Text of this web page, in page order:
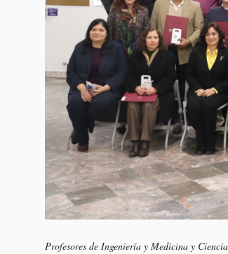
Profesores de Ingeniería y Medicina y